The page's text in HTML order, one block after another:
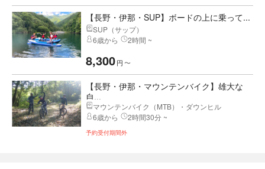
【長野・伊那・SUP】ボードの上に乗って...
SUP（サップ）
6歳から
2時間 ~
8,300円 〜
【長野・伊那・マウンテンバイク】雄大な
自...
マウンテンバイク（MTB）・ダウンヒル
6歳から
2時間30分 ~
予約受付期間外